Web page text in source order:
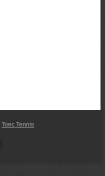
Toec Tennis